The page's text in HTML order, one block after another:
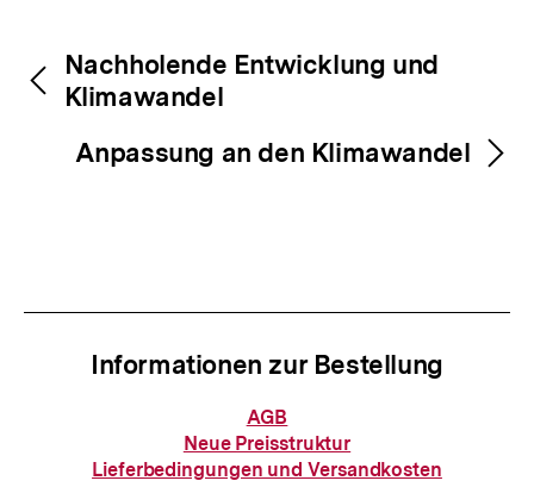
Inhaltsnavigation
Inhaltsnavigation
Nachholende Entwicklung und
Klimawandel
Anpassung an den Klimawandel
Informationen zur Bestellung
Informationen
zur
Bestellung
AGB
Neue Preisstruktur
Lieferbedingungen und Versandkosten